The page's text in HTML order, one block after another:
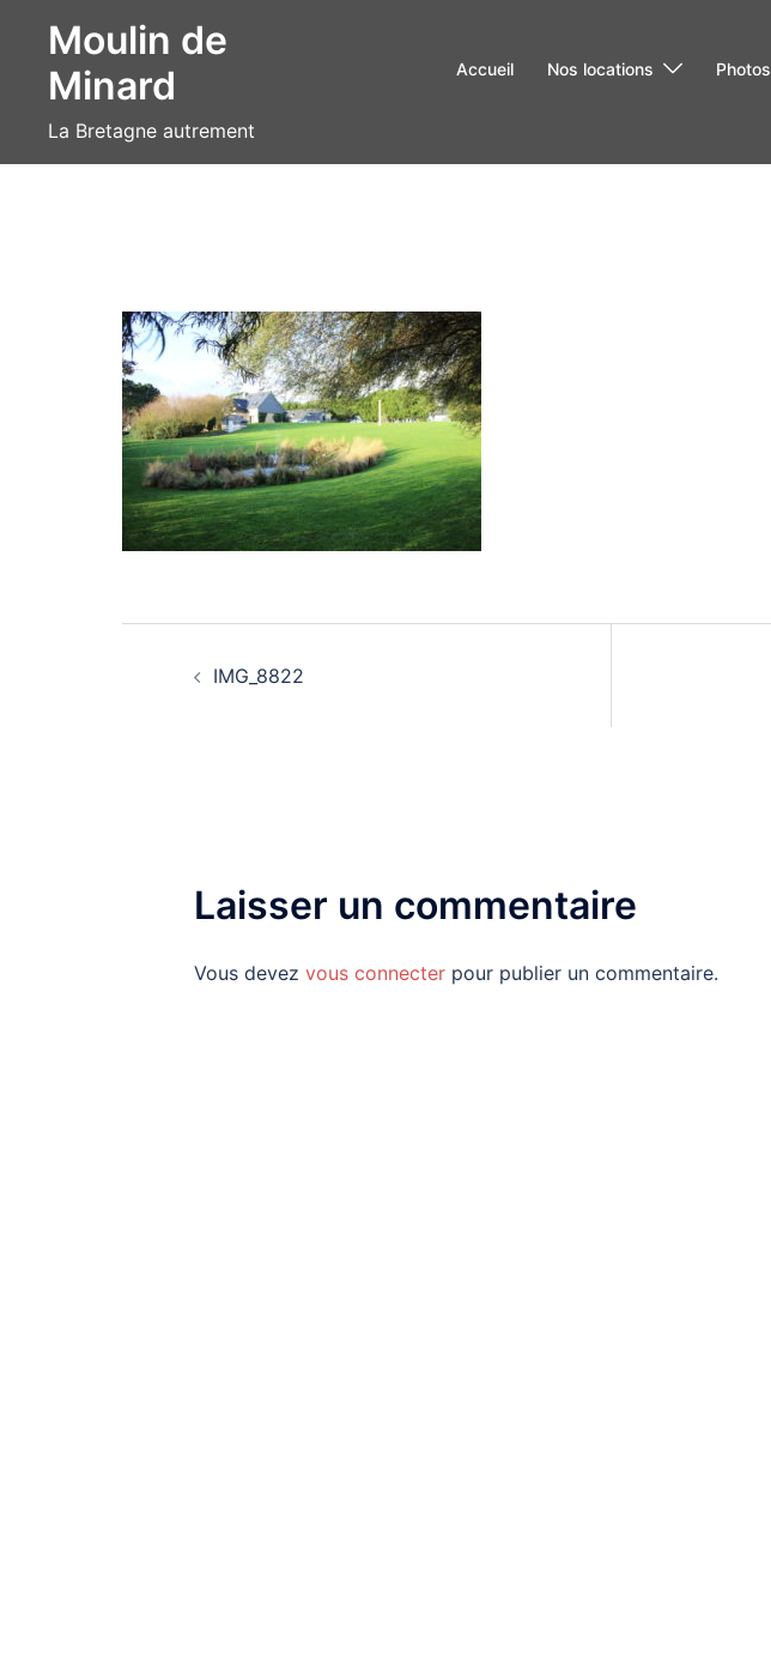
contenu
Moulin de
Minard
La Bretagne autrement
Accueil Nos locations Photos
IMG_8822
Laisser un commentaire
Vous devez vous connecter pour publier un commentaire.